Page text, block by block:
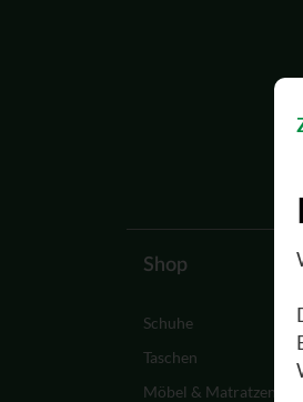
Shop
Schuhe
Taschen
Möbel & Matratzen